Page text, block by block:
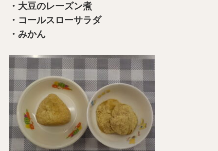
・大豆のレーズン煮
・コールスローサラダ
・みかん